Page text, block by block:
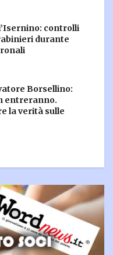
controlli
durante
Borsellino:
entreranno.
la verità sulle